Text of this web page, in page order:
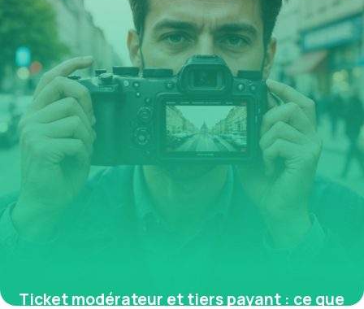
Ticket modérateur et tiers payant : ce que